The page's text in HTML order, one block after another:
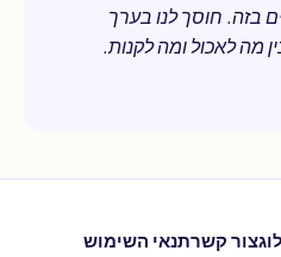
בזה. חוסך לנו בערך
מה לאכול ומה לקנות.
צור קשרתנאי השימוש